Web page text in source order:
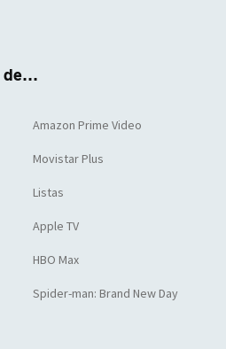
de...
Amazon Prime Video
Movistar Plus
Listas
Apple TV
HBO Max
Spider-man: Brand New Day